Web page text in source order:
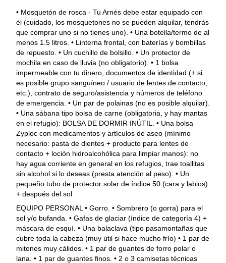
estándares requeridos.
• Mosquetón de rosca - Tu Arnés debe estar equipado con
él (cuidado, los mosquetones no se pueden alquilar, tendrás
que comprar uno si no tienes uno). • Una botella/termo de al
menos 1.5 litros. • Linterna frontal, con baterías y bombillas
de repuesto. • Un cuchillo de bolsillo. • Un protector de
mochila en caso de lluvia (no obligatorio). • 1 bolsa
impermeable con tu dinero, documentos de identidad (+ si
es posible grupo sanguíneo / usuario de lentes de contacto,
etc.), contrato de seguro/asistencia y números de teléfono
de emergencia. • Un par de polainas (no es posible alquilar).
• Una sábana tipo bolsa de carne (obligatoria, y hay mantas
en el refugio): BOLSA DE DORMIR INÚTIL. • Una bolsa
Zyploc con medicamentos y artículos de aseo (mínimo
necesario: pasta de dientes + producto para lentes de
contacto + loción hidroalcohólica para limpiar manos): no
hay agua corriente en general en los refugios, trae toallitas
sin alcohol si lo deseas (presta atención al peso). • Un
pequeño tubo de protector solar de índice 50 (cara y labios)
+ después del sol
EQUIPO PERSONAL • Gorro. • Sombrero (o gorra) para el
sol y/o bufanda. • Gafas de glaciar (índice de categoría 4) +
máscara de esquí. • Una balaclava (tipo pasamontañas que
cubre toda la cabeza (muy útil si hace mucho frío) • 1 par de
mitones muy cálidos. • 1 par de guantes de forro polar o
lana. • 1 par de guantes finos. • 2 o 3 camisetas técnicas